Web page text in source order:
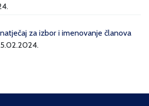
natječaj za izbor i imenovanje članova